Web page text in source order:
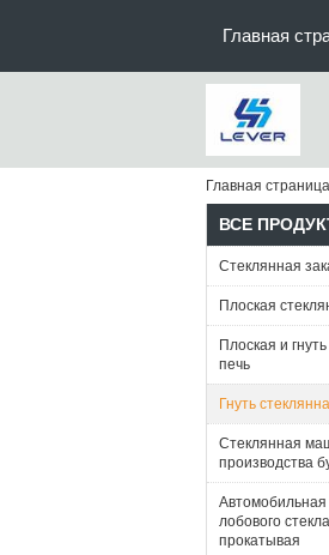
Главная
Главная страница
ВСЕ
Стеклянная
Плоская
Плоская и
печь
Гнуть
Стеклянная
производства
лобового
прокатывая